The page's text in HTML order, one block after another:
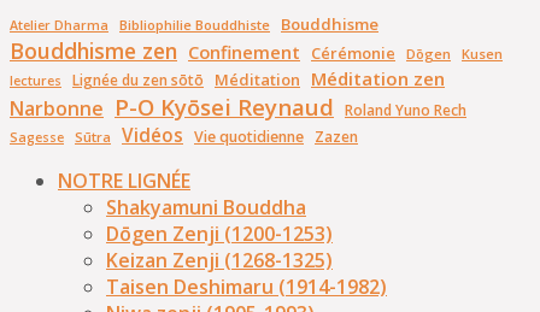
Atelier Dharma Bibliophilie Bouddhiste Bouddhisme
Bouddhisme zen Confinement Cérémonie Dōgen Kusen
lectures Lignée du zen sōtō Méditation Méditation zen
Narbonne P-O Kyōsei Reynaud Roland Yuno Rech
Sagesse Sūtra Vidéos Vie quotidienne Zazen
NOTRE LIGNÉE
Shakyamuni Bouddha
Dōgen Zenji (1200-1253)
Keizan Zenji (1268-1325)
Taisen Deshimaru (1914-1982)